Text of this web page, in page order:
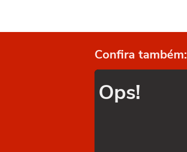
Confira também:
Ops!